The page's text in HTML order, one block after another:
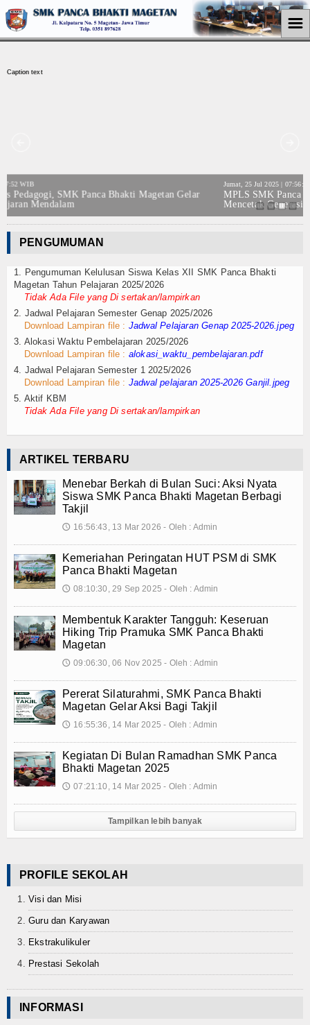
Akuntansi
Pemasaran
Ekonomi
Teknologi
SMK-KU
Video
Album Foto
Agenda
Alumni
Konsultasi
Hubungi Kami
☰
Caption text
Caption text
Jumat, 25 Jul 2025 | 07:56:29 WIB
MPLS SMK Panca Bhakti Magetan 2025/2026: Langkah Awal
Mencetak Generasi KAMI yang Unggul
PENGUMUMAN
1. Pengumuman Kelulusan Siswa Kelas XII SMK Panca Bhakti
Magetan Tahun Pelajaran 2025/2026
Tidak Ada File yang Di sertakan/lampirkan
2. Jadwal Pelajaran Semester Genap 2025/2026
Download Lampiran file : Jadwal Pelajaran Genap 2025-2026.jpeg
3. Alokasi Waktu Pembelajaran 2025/2026
Download Lampiran file : alokasi_waktu_pembelajaran.pdf
4. Jadwal Pelajaran Semester 1 2025/2026
Download Lampiran file : Jadwal pelajaran 2025-2026 Ganjil.jpeg
5. Aktif KBM
Tidak Ada File yang Di sertakan/lampirkan
ARTIKEL TERBARU
Menebar Berkah di Bulan Suci: Aksi Nyata
Siswa SMK Panca Bhakti Magetan Berbagi
Takjil
🕔 16:56:43, 13 Mar 2026 - Oleh : Admin
Kemeriahan Peringatan HUT PSM di SMK
Panca Bhakti Magetan
🕔 08:10:30, 29 Sep 2025 - Oleh : Admin
Membentuk Karakter Tangguh: Keseruan
Hiking Trip Pramuka SMK Panca Bhakti
Magetan
🕔 09:06:30, 06 Nov 2025 - Oleh : Admin
Pererat Silaturahmi, SMK Panca Bhakti
Magetan Gelar Aksi Bagi Takjil
🕔 16:55:36, 14 Mar 2025 - Oleh : Admin
Kegiatan Di Bulan Ramadhan SMK Panca
Bhakti Magetan 2025
🕔 07:21:10, 14 Mar 2025 - Oleh : Admin
Tampilkan lebih banyak
PROFILE SEKOLAH
Visi dan Misi
Guru dan Karyawan
Ekstrakulikuler
Prestasi Sekolah
INFORMASI